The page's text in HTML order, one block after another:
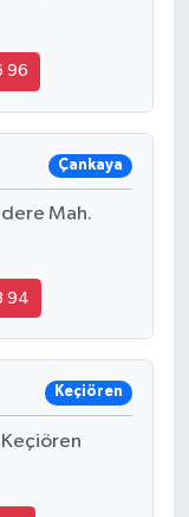
96
Çankaya
Mah.
94
Keçiören
Keçiören